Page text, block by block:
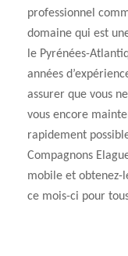
professionnel
domaine qui est
le Pyrénées-
années
assurer que vous
vous encore
rapidement
Compagnons
mobile et
ce mois-ci pour